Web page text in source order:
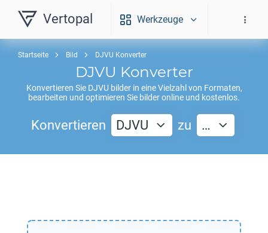
Vertopal Werkzeuge
Startseite Bild DJVU Konverter
DJVU Konverter
Konvertieren Sie DJVUbilder in eine Vielzahl von Formaten,
bearbeiten und optimieren Sie bilder online und kostenlos.
Konvertieren DJVU zu …